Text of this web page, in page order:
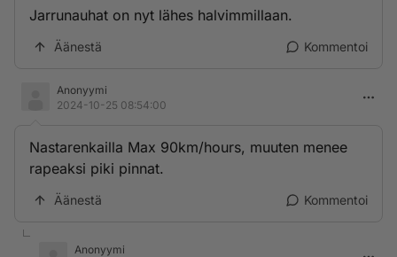
Jarrunauhat on nyt lähes halvimmillaan.
Äänestä Kommentoi
Anonyymi
2024-10-25 08:54:00
Nastarenkailla Max 90km/hours, muuten menee
rapeaksi piki pinnat.
Äänestä Kommentoi
Anonyymi